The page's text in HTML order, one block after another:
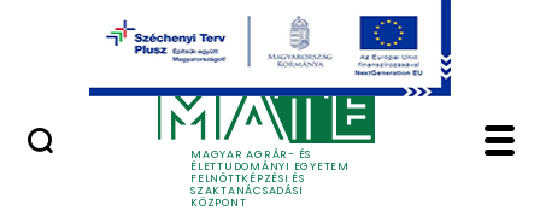
Ugrás a fő tartalomhoz
MAGYAR AGRÁR- ÉS
ÉLETTUDOMÁNYI EGYETEM
FELNŐTTKÉPZÉSI ÉS
SZAKTANÁCSADÁSI
KÖZPONT
Képzéseink - MATE